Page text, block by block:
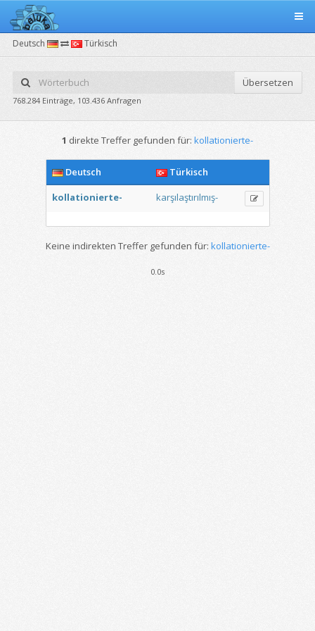
Deutsch Türkisch
Übersetzen
768.284 Einträge, 103.436 Anfragen
1 direkte Treffer gefunden für: kollationierte-
Deutsch
Türkisch
kollationierte-
karşılaştırılmış-
Keine indirekten Treffer gefunden für: kollationierte-
0.0s